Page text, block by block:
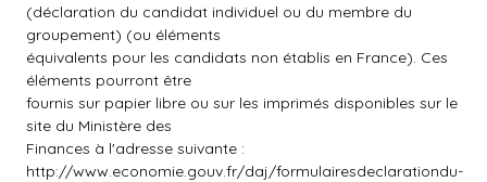
(déclaration du candidat individuel ou du membre du
groupement) (ou éléments
équivalents pour les candidats non établis en France). Ces
éléments pourront être
fournis sur papier libre ou sur les imprimés disponibles sur le
site du Ministère des
Finances à l'adresse suivante :
http://www.economie.gouv.fr/daj/formulairesdeclarationdu-